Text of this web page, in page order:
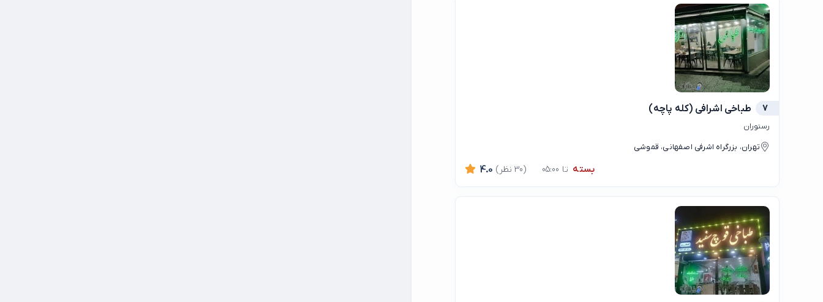
7 طباخی اشرافی (کله پاچه)
رستوران
تهران، بزرگراه اشرفی اصفهانی، قموشی
بسته تا 05:00 4.0 (30 نظر)